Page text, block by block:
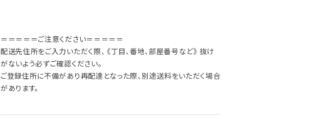
＝＝＝＝＝ご注意ください＝＝＝＝＝
配送先住所をご入力いただく際、 《丁目、番地、部屋番号など》 抜け
がないよう必ずご確認ください。
ご登録住所に不備があり再配達となった際、別途送料をいただく場合
があります。